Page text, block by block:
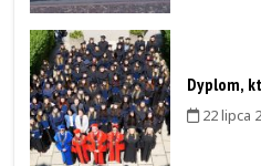
Dyplom,
22 lipca